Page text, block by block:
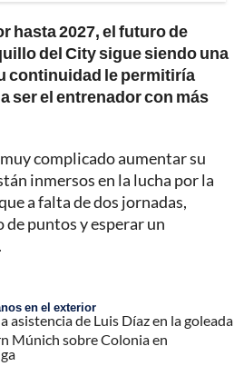
hasta 2027, el futuro de
del City sigue siendo una
continuidad le permitiría
ser el entrenador con más
complicado aumentar su
inmersos en la lucha por la
a falta de dos jornadas,
puntos y esperar un
en el exterior
asistencia de Luis Díaz en la goleada
Múnich sobre Colonia en